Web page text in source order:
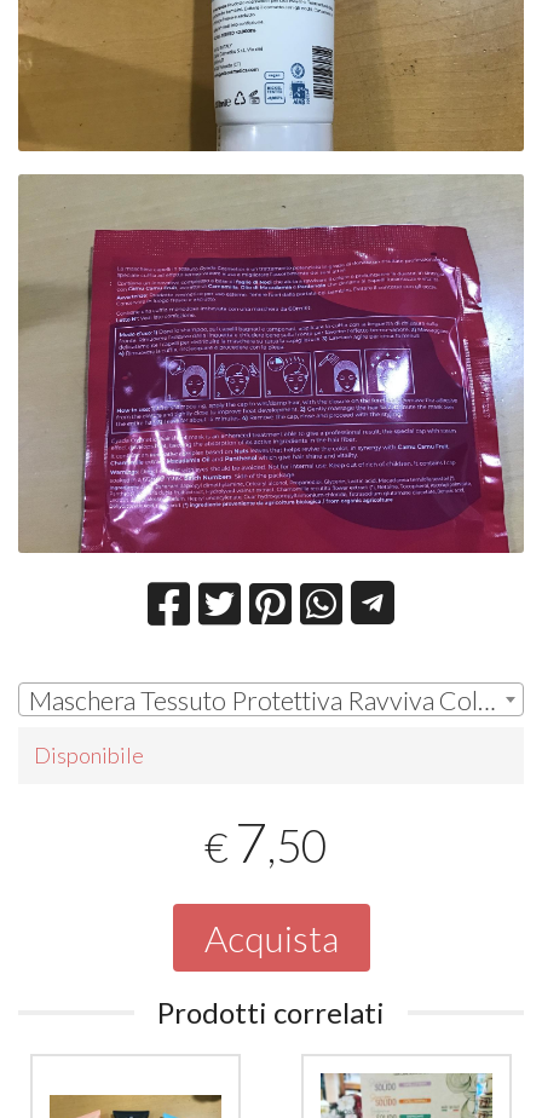
Maschera Tessuto Protettiva Ravviva Colore | € 7,50
Disponibile
€ 7,50
Acquista
Prodotti correlati